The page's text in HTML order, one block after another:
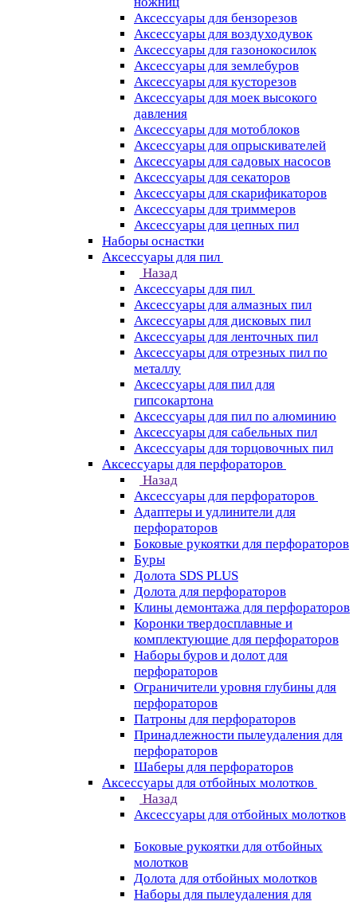
Аксессуары для бензорезов
Аксессуары для воздуходувок
Аксессуары для газонокосилок
Аксессуары для землебуров
Аксессуары для кусторезов
Аксессуары для моек высокого
давления
Аксессуары для мотоблоков
Аксессуары для опрыскивателей
Аксессуары для садовых насосов
Аксессуары для секаторов
Аксессуары для скарификаторов
Аксессуары для триммеров
Аксессуары для цепных пил
Наборы оснастки
Аксессуары для пил
Назад
Аксессуары для пил
Аксессуары для алмазных пил
Аксессуары для дисковых пил
Аксессуары для ленточных пил
Аксессуары для отрезных пил по
металлу
Аксессуары для пил для
гипсокартона
Аксессуары для пил по алюминию
Аксессуары для сабельных пил
Аксессуары для торцовочных пил
Аксессуары для перфораторов
Назад
Аксессуары для перфораторов
Адаптеры и удлинители для
перфораторов
Боковые рукоятки для перфораторов
Буры
Долота SDS PLUS
Долота для перфораторов
Клины демонтажа для перфораторов
Коронки твердосплавные и
комплектующие для перфораторов
Наборы буров и долот для
перфораторов
Ограничители уровня глубины для
перфораторов
Патроны для перфораторов
Принадлежности пылеудаления для
перфораторов
Шаберы для перфораторов
Аксессуары для отбойных молотков
Назад
Аксессуары для отбойных молотков
Боковые рукоятки для отбойных
молотков
Долота для отбойных молотков
Наборы для пылеудаления для